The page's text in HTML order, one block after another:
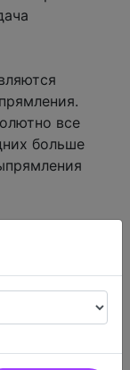
все
больше